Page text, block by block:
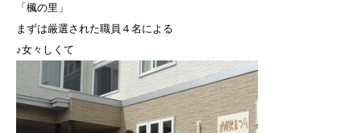
「楓の里」
まずは厳選された職員４名による
♪女々しくて